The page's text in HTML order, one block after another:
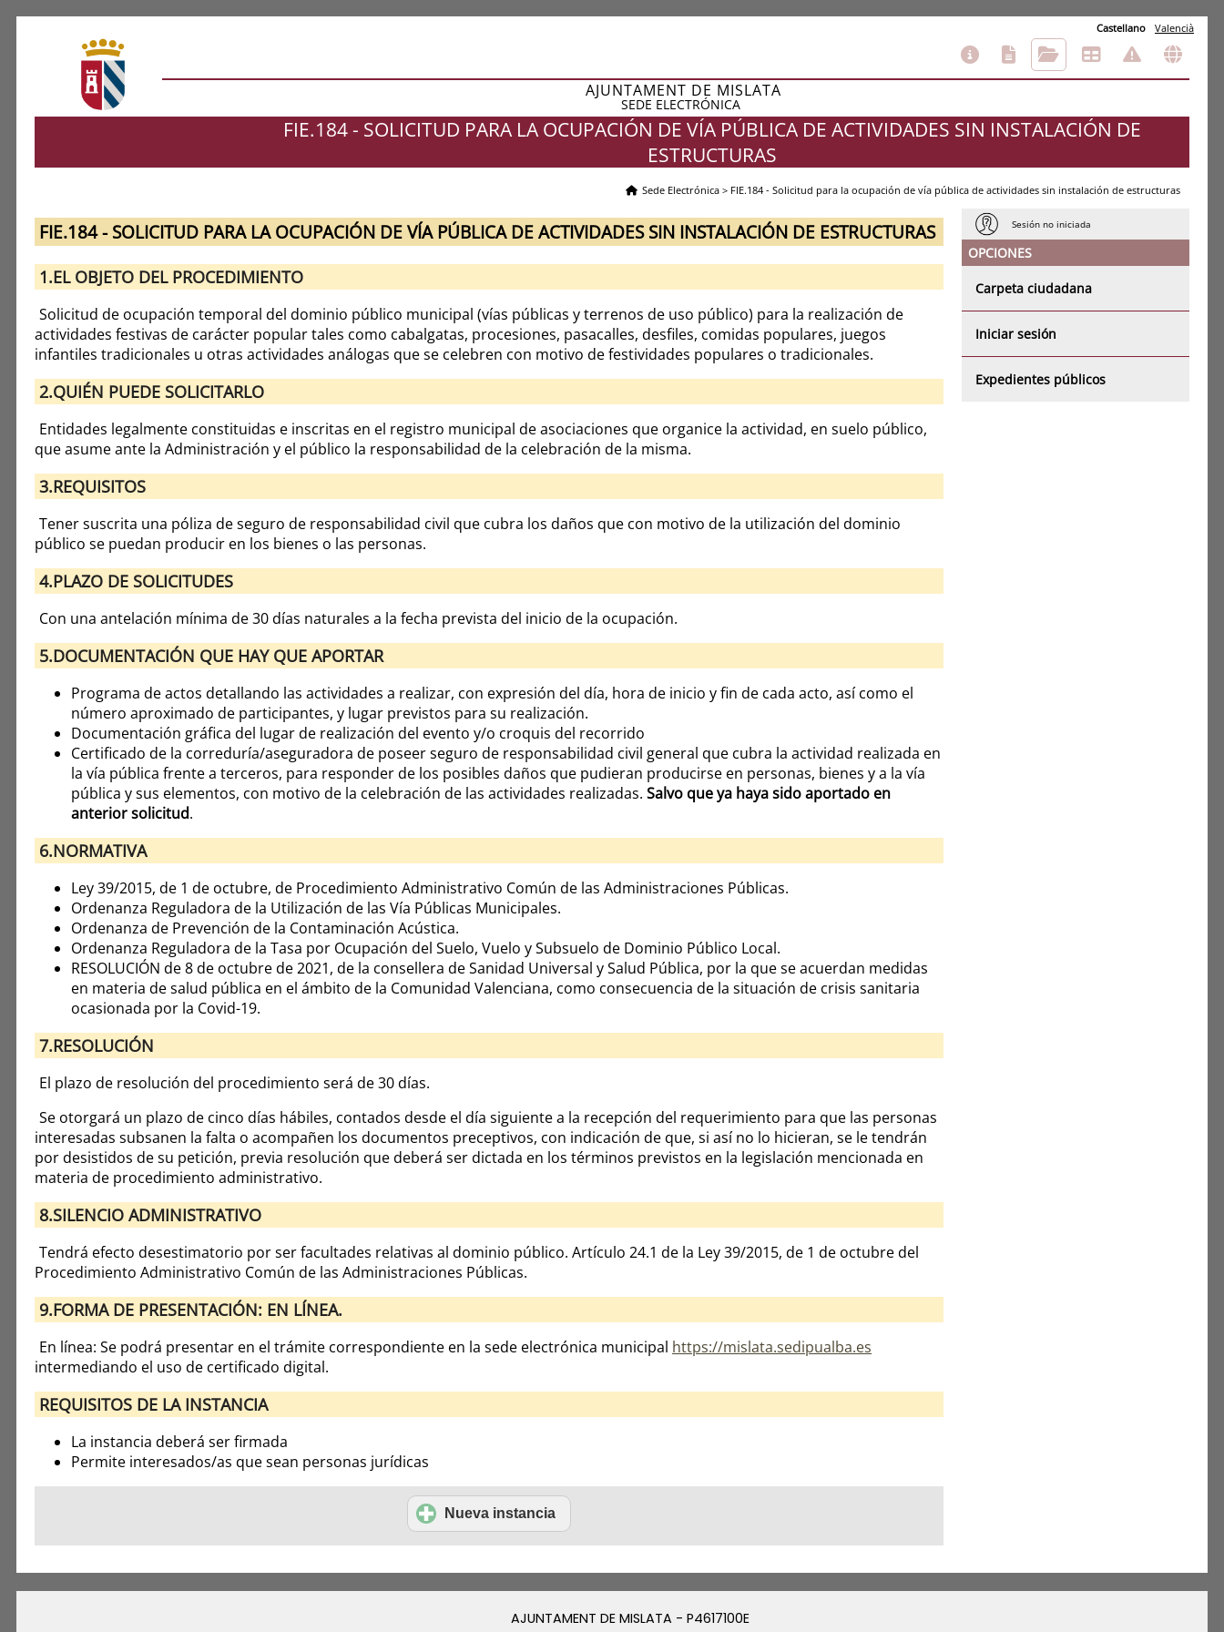
Castellano Valencià
SEDE ELECTRÓNICA
AJUNTAMENT DE MISLATA
FIE.184 - SOLICITUD PARA LA OCUPACIÓN DE VÍA PÚBLICA DE ACTIVIDADES SIN INSTALACIÓN DE
ESTRUCTURAS
Sede Electrónica > FIE.184 - Solicitud para la ocupación de vía pública de actividades sin instalación de estructuras
Sesión no iniciada
OPCIONES
Carpeta ciudadana
Iniciar sesión
Expedientes públicos
FIE.184 - SOLICITUD PARA LA OCUPACIÓN DE VÍA PÚBLICA DE ACTIVIDADES SIN INSTALACIÓN DE ESTRUCTURAS
1.EL OBJETO DEL PROCEDIMIENTO
Solicitud de ocupación temporal del dominio público municipal (vías públicas y terrenos de uso público) para la realización de
actividades festivas de carácter popular tales como cabalgatas, procesiones, pasacalles, desfiles, comidas populares, juegos
infantiles tradicionales u otras actividades análogas que se celebren con motivo de festividades populares o tradicionales.
2.QUIÉN PUEDE SOLICITARLO
Entidades legalmente constituidas e inscritas en el registro municipal de asociaciones que organice la actividad, en suelo público,
que asume ante la Administración y el público la responsabilidad de la celebración de la misma.
3.REQUISITOS
Tener suscrita una póliza de seguro de responsabilidad civil que cubra los daños que con motivo de la utilización del dominio
público se puedan producir en los bienes o las personas.
4.PLAZO DE SOLICITUDES
Con una antelación mínima de 30 días naturales a la fecha prevista del inicio de la ocupación.
5.DOCUMENTACIÓN QUE HAY QUE APORTAR
Programa de actos detallando las actividades a realizar, con expresión del día, hora de inicio y fin de cada acto, así como el
número aproximado de participantes, y lugar previstos para su realización.
Documentación gráfica del lugar de realización del evento y/o croquis del recorrido
Certificado de la correduría/aseguradora de poseer seguro de responsabilidad civil general que cubra la actividad realizada en
la vía pública frente a terceros, para responder de los posibles daños que pudieran producirse en personas, bienes y a la vía
pública y sus elementos, con motivo de la celebración de las actividades realizadas. Salvo que ya haya sido aportado en
anterior solicitud.
6.NORMATIVA
Ley 39/2015, de 1 de octubre, de Procedimiento Administrativo Común de las Administraciones Públicas.
Ordenanza Reguladora de la Utilización de las Vía Públicas Municipales.
Ordenanza de Prevención de la Contaminación Acústica.
Ordenanza Reguladora de la Tasa por Ocupación del Suelo, Vuelo y Subsuelo de Dominio Público Local.
RESOLUCIÓN de 8 de octubre de 2021, de la consellera de Sanidad Universal y Salud Pública, por la que se acuerdan medidas
en materia de salud pública en el ámbito de la Comunidad Valenciana, como consecuencia de la situación de crisis sanitaria
ocasionada por la Covid-19.
7.RESOLUCIÓN
El plazo de resolución del procedimiento será de 30 días.
Se otorgará un plazo de cinco días hábiles, contados desde el día siguiente a la recepción del requerimiento para que las personas
interesadas subsanen la falta o acompañen los documentos preceptivos, con indicación de que, si así no lo hicieran, se le tendrán
por desistidos de su petición, previa resolución que deberá ser dictada en los términos previstos en la legislación mencionada en
materia de procedimiento administrativo.
8.SILENCIO ADMINISTRATIVO
Tendrá efecto desestimatorio por ser facultades relativas al dominio público. Artículo 24.1 de la Ley 39/2015, de 1 de octubre del
Procedimiento Administrativo Común de las Administraciones Públicas.
9.FORMA DE PRESENTACIÓN: EN LÍNEA.
En línea: Se podrá presentar en el trámite correspondiente en la sede electrónica municipal https://mislata.sedipualba.es
intermediando el uso de certificado digital.
REQUISITOS DE LA INSTANCIA
La instancia deberá ser firmada
Permite interesados/as que sean personas jurídicas
Nueva instancia
AJUNTAMENT DE MISLATA - P4617100E